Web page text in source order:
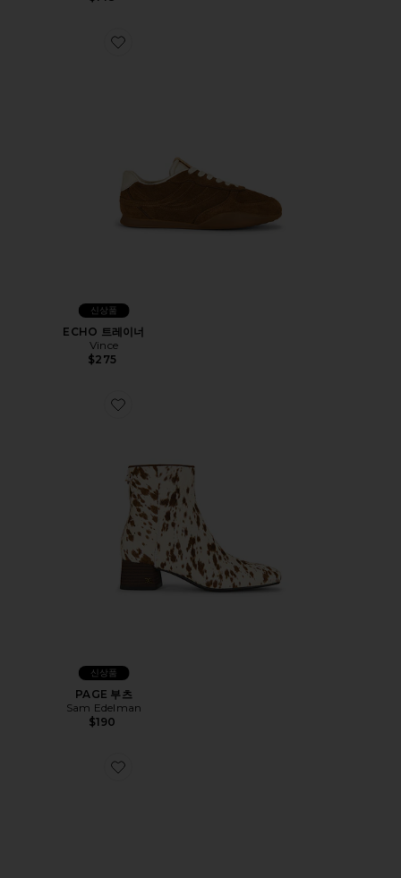
신상품
ECHO 트레이너
Vince
$275
신상품
PAGE 부츠
Sam Edelman
$190